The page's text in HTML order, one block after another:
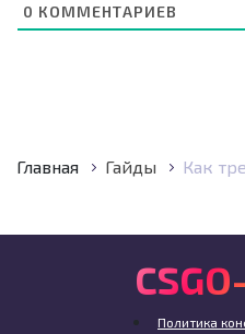
0 КОММЕНТАРИЕВ
Главная Гайды Как
Политика